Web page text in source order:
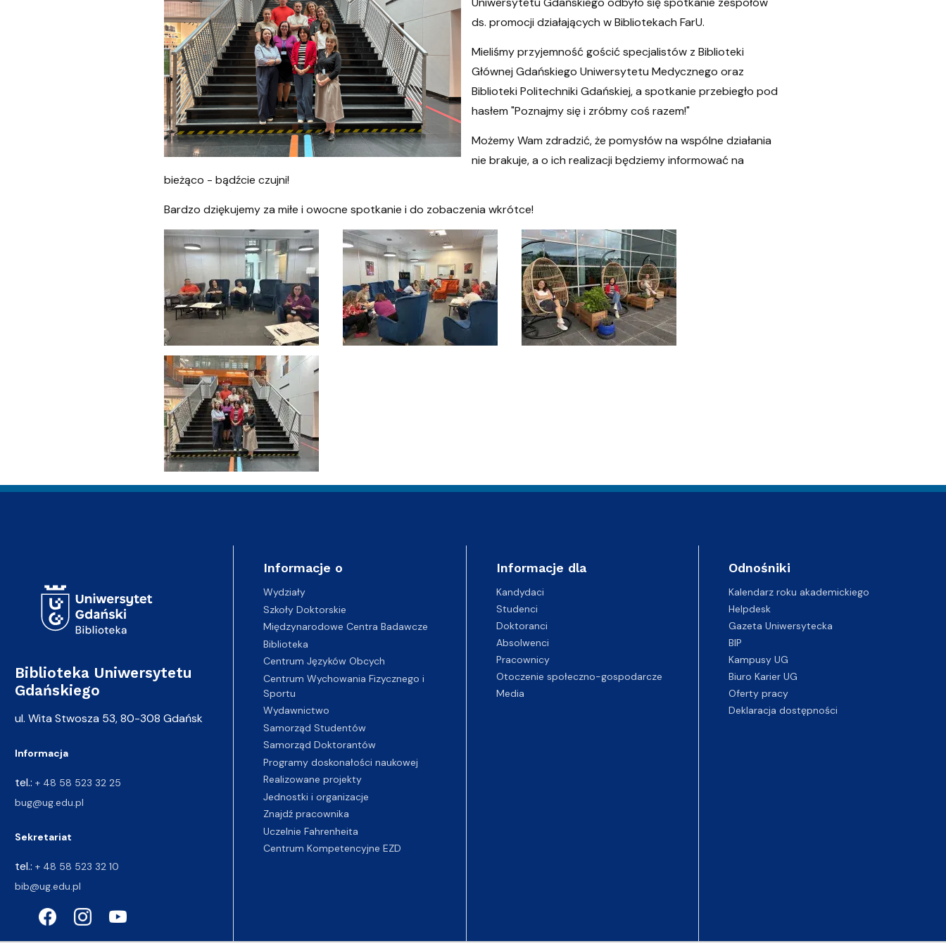
ds. promocji działających w Bibliotekach FarU.
Mieliśmy przyjemność gościć specjalistów z Biblioteki
Głównej Gdańskiego Uniwersytetu Medycznego oraz
Biblioteki Politechniki Gdańskiej, a spotkanie przebiegło pod
hasłem "Poznajmy się i zróbmy coś razem!"
Możemy Wam zdradzić, że pomysłów na wspólne działania
nie brakuje, a o ich realizacji będziemy informować na
bieżąco - bądźcie czujni!
Bardzo dziękujemy za miłe i owocne spotkanie i do zobaczenia wkrótce!
Biblioteka Uniwersytetu
Gdańskiego
ul. Wita Stwosza 53, 80-308 Gdańsk
Informacja
tel.: + 48 58 523 32 25
bug@ug.edu.pl
Sekretariat
tel.: + 48 58 523 32 10
bib@ug.edu.pl
Informacje o
Wydziały
Szkoły Doktorskie
Międzynarodowe Centra Badawcze
Biblioteka
Centrum Języków Obcych
Centrum Wychowania Fizycznego i
Sportu
Wydawnictwo
Samorząd Studentów
Samorząd Doktorantów
Programy doskonałości naukowej
Realizowane projekty
Jednostki i organizacje
Znajdź pracownika
Uczelnie Fahrenheita
Centrum Kompetencyjne EZD
Informacje dla
Kandydaci
Studenci
Doktoranci
Absolwenci
Pracownicy
Otoczenie społeczno-gospodarcze
Media
Odnośniki
Kalendarz roku akademickiego
Helpdesk
Gazeta Uniwersytecka
BIP
Kampusy UG
Biuro Karier UG
Oferty pracy
Deklaracja dostępności